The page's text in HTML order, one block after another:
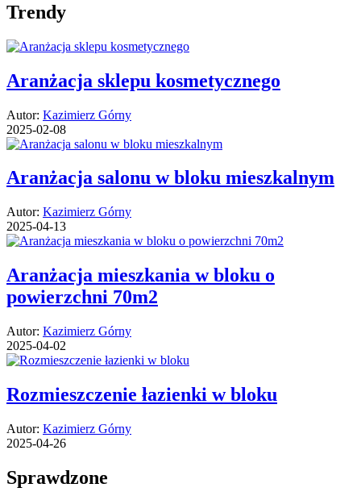
Trendy
Aranżacja sklepu kosmetycznego
Autor: Kazimierz Górny
2025-02-08
Aranżacja salonu w bloku mieszkalnym
Autor: Kazimierz Górny
2025-04-13
Aranżacja mieszkania w bloku o
powierzchni 70m2
Autor: Kazimierz Górny
2025-04-02
Rozmieszczenie łazienki w bloku
Autor: Kazimierz Górny
2025-04-26
Sprawdzone